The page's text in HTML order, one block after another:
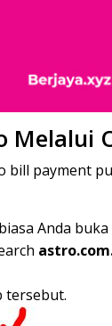
Melalui
bill payment
Anda buka
tersebut.